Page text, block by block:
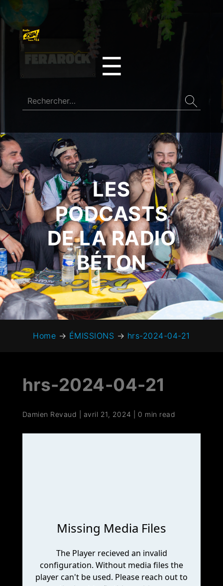
☰
LES
PODCASTS
DE LA RADIO
BÉTON
Home → ÉMISSIONS → hrs-2024-04-21
hrs-2024-04-21
Damien Revaud avril 21, 2024 0 min read